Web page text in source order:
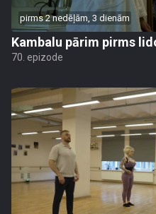
pirms 2 nedēļām, 3 dienām
Kambalu pārim pirms
70. epizode